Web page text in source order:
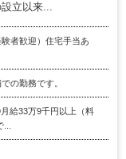
立以来...
者歓迎）住宅手当あ
の勤務です。
給33万9千円以上（料
...